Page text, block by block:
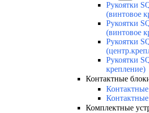
Рукоятки
(винтовое
Рукоятки
(винтовое
Рукоятки
Рукоятки
крепление)
Контактные
Комплектные